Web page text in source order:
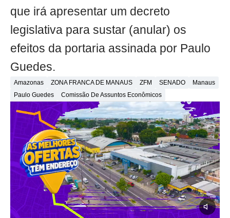
que irá apresentar um decreto
legislativa para sustar (anular) os
efeitos da portaria assinada por Paulo
Guedes.
Amazonas ZONA FRANCA DE MANAUS ZFM SENADO
Manaus
Paulo Guedes
Comissão De Assuntos Econômicos